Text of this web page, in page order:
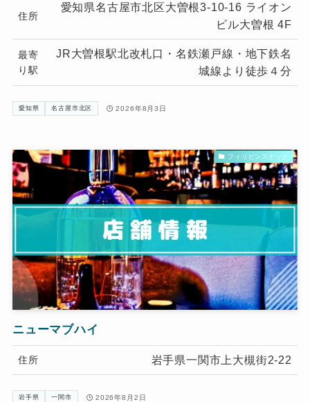
住所
愛知県名古屋市北区大曽根3-10-16 ライオン
ビル大曽根 4F
最寄
り駅
JR大曽根駅北改札口・名鉄瀬戸線・地下鉄名
城線より徒歩４分
愛知県 名古屋市北区 2026年8月3日
フィリピンスナック
ニューマブハイ
住所 岩手県一関市上大槻街2-22
岩手県 一関市 2026年8月2日